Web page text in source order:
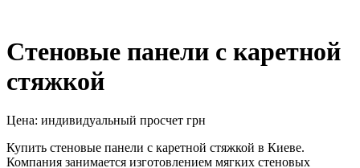
Стеновые панели с каретной
стяжкой
Цена: индивидуальный просчет грн
Купить стеновые панели с каретной стяжкой в Киеве.
Компания занимается изготовлением мягких стеновых